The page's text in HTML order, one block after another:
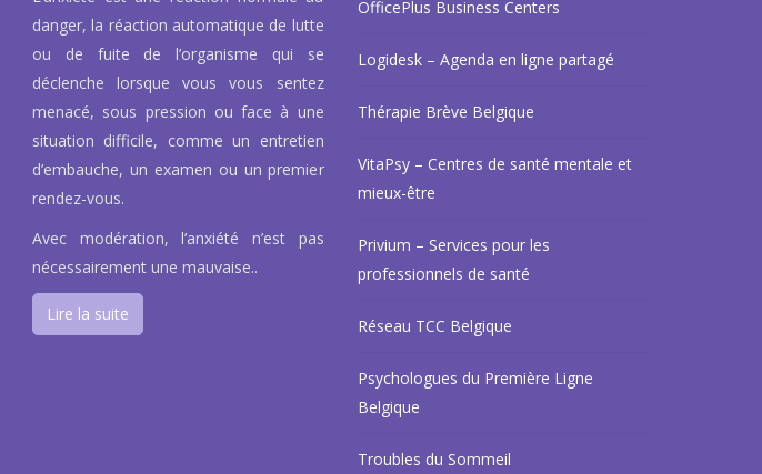
danger, la réaction automatique de lutte
ou de fuite de l’organisme qui se
déclenche lorsque vous vous sentez
menacé, sous pression ou face à une
situation difficile, comme un entretien
d’embauche, un examen ou un premier
rendez-vous.
Avec modération, l’anxiété n’est pas
nécessairement une mauvaise..
Lire la suite
OfficePlus Business Centers
Logidesk – Agenda en ligne partagé
Thérapie Brève Belgique
VitaPsy – Centres de santé mentale et
mieux-être
Privium – Services pour les
professionnels de santé
Réseau TCC Belgique
Psychologues du Première Ligne
Belgique
Troubles du Sommeil